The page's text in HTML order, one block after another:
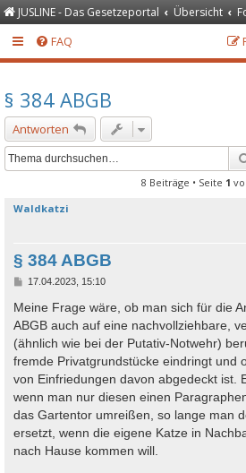
JUSLINE - Das Gesetzeportal Übersicht
FAQ
§ 384 ABGB
Antworten
8 Beiträge • Seite 1
Waldkatzi
§ 384 ABGB
B
i
t
r
a
g
17.04.2023, 15:10
Meine Frage wäre, ob man sich für die
ABGB auch auf eine nachvollziehbare,
(ähnlich wie bei der Putativ-Notwehr)
fremde Privatgrundstücke eindringt und
von Einfriedungen davon abgedeckt ist.
wenn man nur diesen einen
das Gartentor umreißen, so lange man
ersetzt, wenn die eigene Katze in
nach Hause kommen will.